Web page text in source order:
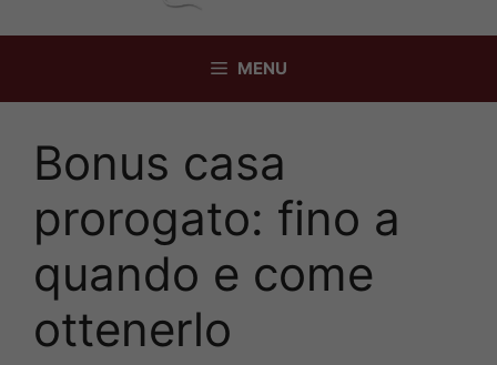
MENU
Bonus casa
prorogato: fino a
quando e come
ottenerlo